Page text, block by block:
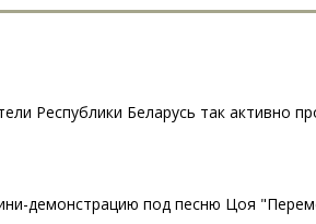
Республики Беларусь так активно
демонстрацию под песню Цоя